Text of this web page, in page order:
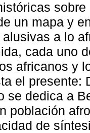
un mapa y
a lo
cada uno
africanos y
el
se dedica a
población
de